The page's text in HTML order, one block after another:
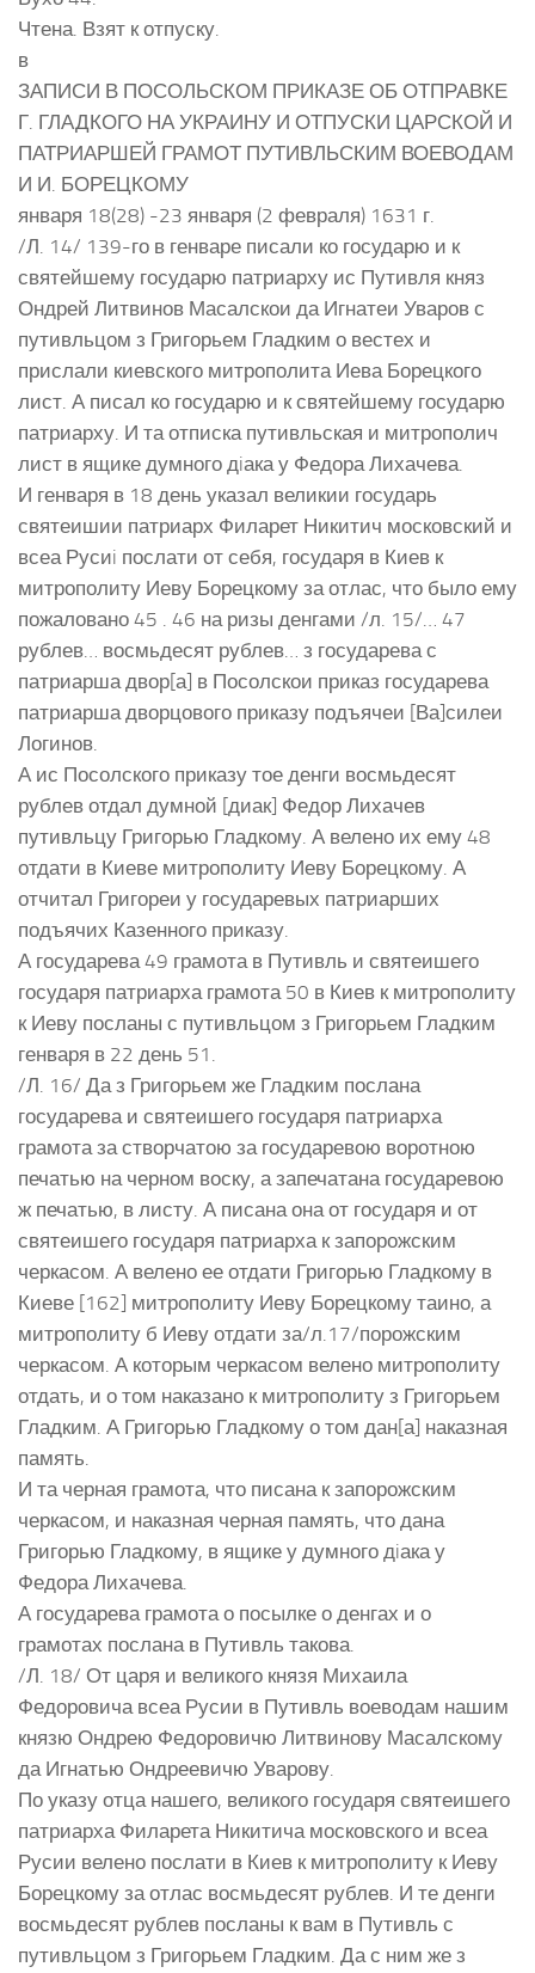
Чтена. Взят к отпуску.
в
ЗАПИСИ В ПОСОЛЬСКОМ ПРИКАЗЕ ОБ ОТПРАВКЕ
Г. ГЛАДКОГО НА УКРАИНУ И ОТПУСКИ ЦАРСКОЙ И
ПАТРИАРШЕЙ ГРАМОТ ПУТИВЛЬСКИМ ВОЕВОДАМ
И И. БОРЕЦКОМУ
января 18(28) -23 января (2 февраля) 1631 г.
/Л. 14/ 139-го в генваре писали ко государю и к
святейшему государю патриарху ис Путивля княз
Ондрей Литвинов Масалскои да Игнатеи Уваров с
путивльцом з Григорьем Гладким о вестех и
прислали киевского митрополита Иева Борецкого
лист. А писал ко государю и к святейшему государю
патриарху. И та отписка путивльская и митрополич
лист в ящике думного дiака у Федора Лихачева.
И генваря в 18 день указал великии государь
святеишии патриарх Филарет Никитич московский и
всеа Русиi послати от себя, государя в Киев к
митрополиту Иеву Борецкому за отлас, что было ему
пожаловано 45 . 46 на ризы денгами /л. 15/… 47
рублев… восмьдесят рублев… з государева с
патриарша двор[а] в Посолскои приказ государева
патриарша дворцового приказу подъячеи [Ва]силеи
Логинов.
А ис Посолского приказу тое денги восмьдесят
рублев отдал думной [диак] Федор Лихачев
путивльцу Григорью Гладкому. А велено их ему 48
отдати в Киеве митрополиту Иеву Борецкому. А
отчитал Григореи у государевых патриарших
подъячих Казенного приказу.
А государева 49 грамота в Путивль и святеишего
государя патриарха грамота 50 в Киев к митрополиту
к Иеву посланы с путивльцом з Григорьем Гладким
генваря в 22 день 51.
/Л. 16/ Да з Григорьем же Гладким послана
государева и святеишего государя патриарха
грамота за створчатою за государевою воротною
печатью на черном воску, а запечатана государевою
ж печатью, в листу. А писана она от государя и от
святеишего государя патриарха к запорожским
черкасом. А велено ее отдати Григорью Гладкому в
Киеве [162] митрополиту Иеву Борецкому таино, а
митрополиту б Иеву отдати за/л.17/порожским
черкасом. А которым черкасом велено митрополиту
отдать, и о том наказано к митрополиту з Григорьем
Гладким. А Григорью Гладкому о том дан[а] наказная
память.
И та черная грамота, что писана к запорожским
черкасом, и наказная черная память, что дана
Григорью Гладкому, в ящике у думного дiака у
Федора Лихачева.
А государева грамота о посылке о денгах и о
грамотах послана в Путивль такова.
/Л. 18/ От царя и великого князя Михаила
Федоровича всеа Русии в Путивль воеводам нашим
князю Ондрею Федоровичю Литвинову Масалскому
да Игнатью Ондреевичю Уварову.
По указу отца нашего, великого государя святеишего
патриарха Филарета Никитича московского и всеа
Русии велено послати в Киев к митрополиту к Иеву
Борецкому за отлас восмьдесят рублев. И те денги
восмьдесят рублев посланы к вам в Путивль с
путивльцом з Григорьем Гладким. Да с ним же з